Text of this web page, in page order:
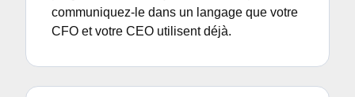
communiquez‑le dans un langage que votre
CFO et votre CEO utilisent déjà.